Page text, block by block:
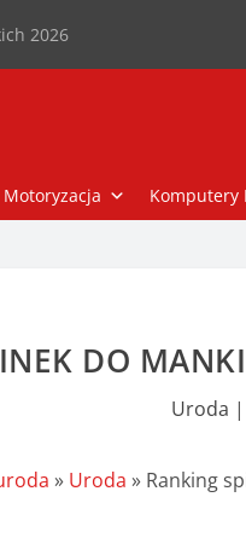
2026
Motoryzacja Komputery
DO
Uroda
» Uroda » Ranking